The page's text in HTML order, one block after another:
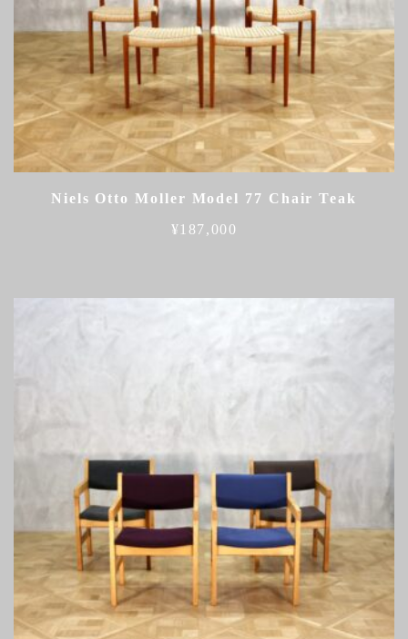
Niels Otto Moller Model 77 Chair Teak
¥187,000